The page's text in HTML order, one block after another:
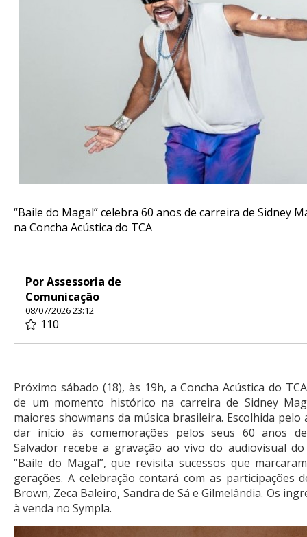
“Baile do Magal” celebra 60 anos de carreira de Sidney
na Concha Acústica do TCA
Por Assessoria de
Comunicação
08/07/2026 23:12
110
Próximo sábado (18), às 19h, a Concha Acústica do
de um momento histórico na carreira de Sidney
maiores showmans da música brasileira. Escolhida
dar início às comemorações pelos seus 60 anos
Salvador recebe a gravação ao vivo do audiovisual
“Baile do Magal”, que revisita sucessos que
gerações. A celebração contará com as participações
Brown, Zeca Baleiro, Sandra de Sá e Gilmelândia. Os
à venda no Sympla.